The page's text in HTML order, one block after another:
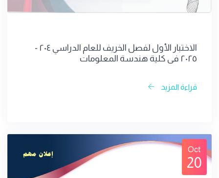
الاختبار الأول لفصل الخريف للعام الدراسي ٢٠٤ -
٢٠٢٥ في كلية هندسة المعلومات
قراءة المزيد
Oct
20